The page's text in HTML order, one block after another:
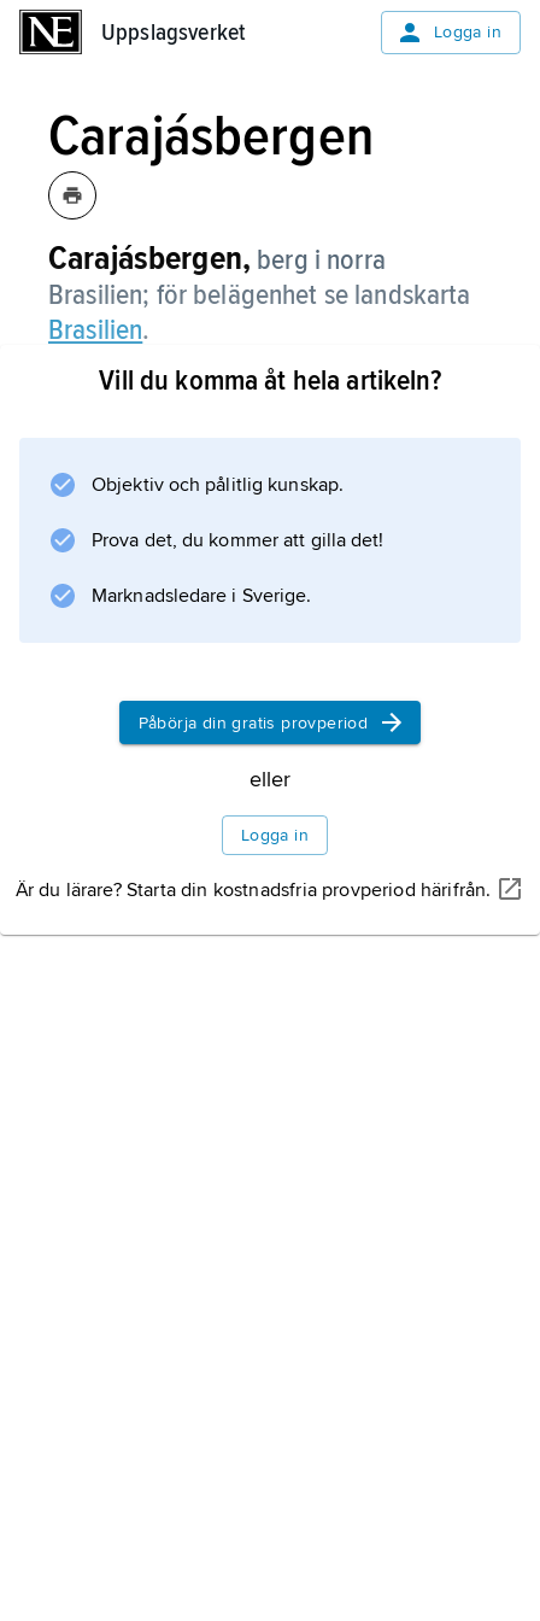
Uppslagsverket Logga in
Carajásbergen
Carajásbergen, berg i norra
Brasilien; för belägenhet se landskarta
Brasilien.
Information om artikeln
Vill du komma åt hela artikeln?
Objektiv och pålitlig kunskap.
Prova det, du kommer att gilla det!
Marknadsledare i Sverige.
Påbörja din gratis provperiod
eller
Logga in
Är du lärare? Starta din kostnadsfria provperiod härifrån.